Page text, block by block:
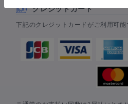
クレジットカード
下記のクレジットカードがご利用可能